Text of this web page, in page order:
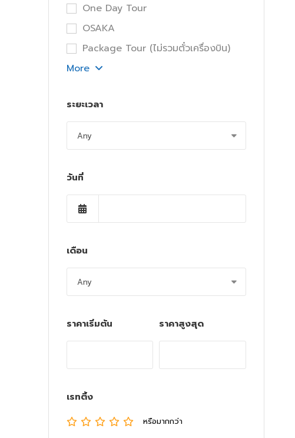
One Day Tour
OSAKA
Package Tour (ไม่รวมตั๋วเครื่องบิน)
More
ระยะเวลา
วันที่
เดือน
ราคาเริ่มต้น ราคาสูงสุด
เรทติ้ง
หรือมากกว่า